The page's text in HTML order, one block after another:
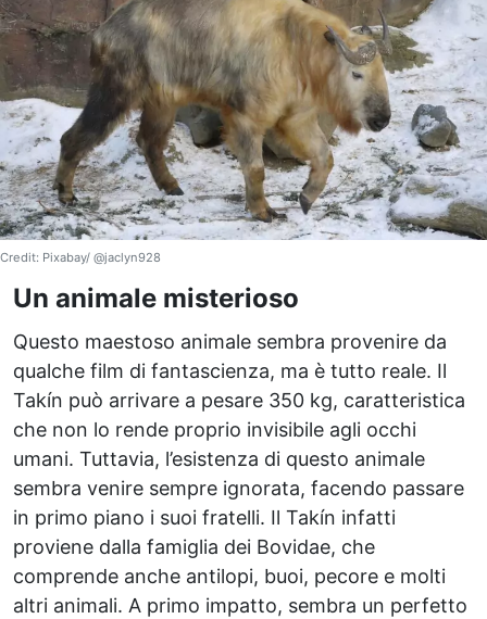
Credit: Pixabay/ @jaclyn928
Un animale misterioso
Questo maestoso animale sembra provenire da
qualche film di fantascienza, ma è tutto reale. Il
Takín può arrivare a pesare 350 kg, caratteristica
che non lo rende proprio invisibile agli occhi
umani. Tuttavia, l’esistenza di questo animale
sembra venire sempre ignorata, facendo passare
in primo piano i suoi fratelli. Il Takín infatti
proviene dalla famiglia dei Bovidae, che
comprende anche antilopi, buoi, pecore e molti
altri animali. A primo impatto, sembra un perfetto